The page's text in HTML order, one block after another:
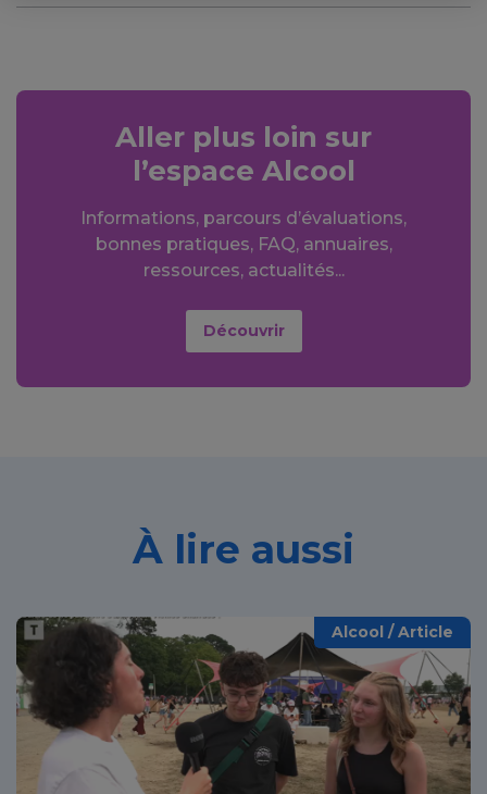
Aller plus loin sur
l’espace Alcool
Informations, parcours d’évaluations,
bonnes pratiques, FAQ, annuaires,
ressources, actualités...
Découvrir
À lire aussi
Alcool / Article